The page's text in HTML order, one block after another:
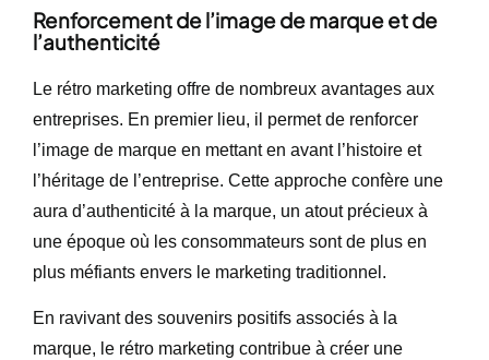
Renforcement de l’image de marque et de
l’authenticité
Le rétro marketing offre de nombreux avantages aux
entreprises. En premier lieu, il permet de renforcer
l’image de marque en mettant en avant l’histoire et
l’héritage de l’entreprise. Cette approche confère une
aura d’authenticité à la marque, un atout précieux à
une époque où les consommateurs sont de plus en
plus méfiants envers le marketing traditionnel.
En ravivant des souvenirs positifs associés à la
marque, le rétro marketing contribue à créer une